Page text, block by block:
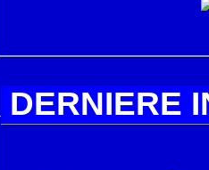
DERNIERE